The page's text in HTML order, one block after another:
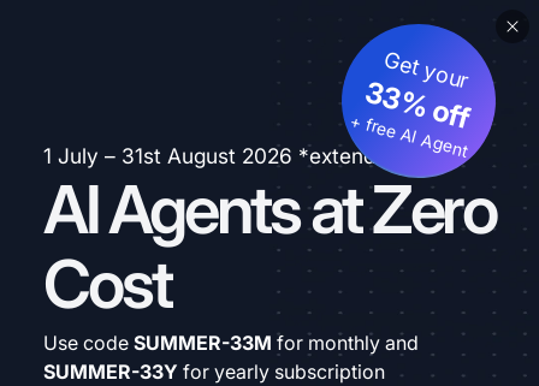
1 July – 31st August 2026 *extended
AI Agents at Zero
Cost
Get your
33% off
+ free AI Agent
Use code SUMMER-33M for monthly and
SUMMER-33Y for yearly subscription